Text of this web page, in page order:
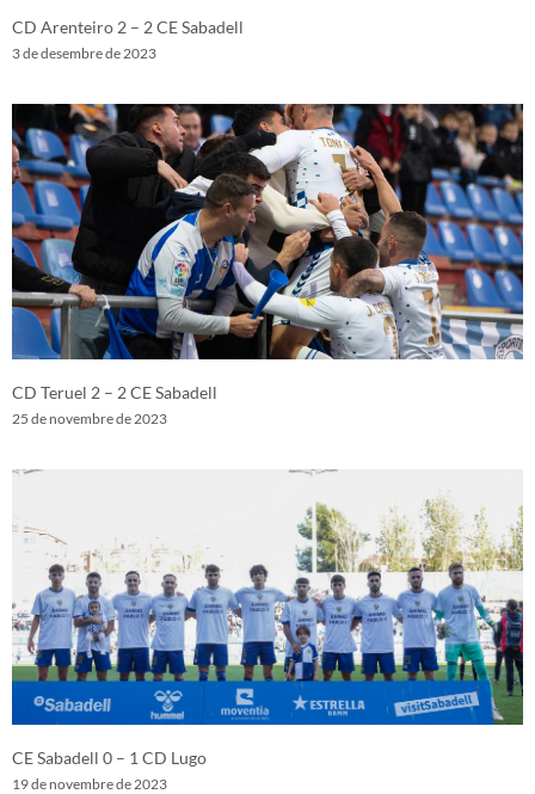
CD Arenteiro 2 – 2 CE Sabadell
3 de desembre de 2023
CD Teruel 2 – 2 CE Sabadell
25 de novembre de 2023
CE Sabadell 0 – 1 CD Lugo
19 de novembre de 2023